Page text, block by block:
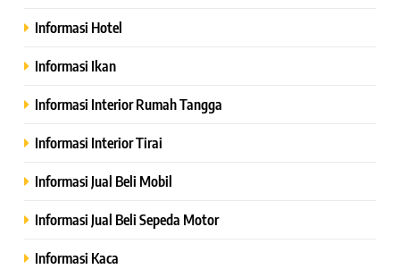
Informasi Hotel
Informasi Ikan
Informasi Interior Rumah Tangga
Informasi Interior Tirai
Informasi Jual Beli Mobil
Informasi Jual Beli Sepeda Motor
Informasi Kaca